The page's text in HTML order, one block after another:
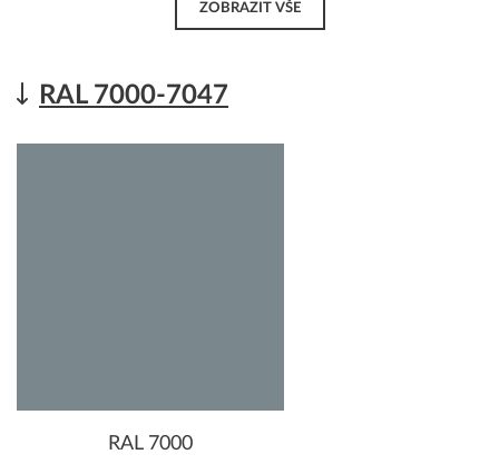
ZOBRAZIT VŠE
RAL 7000-7047
RAL 7000